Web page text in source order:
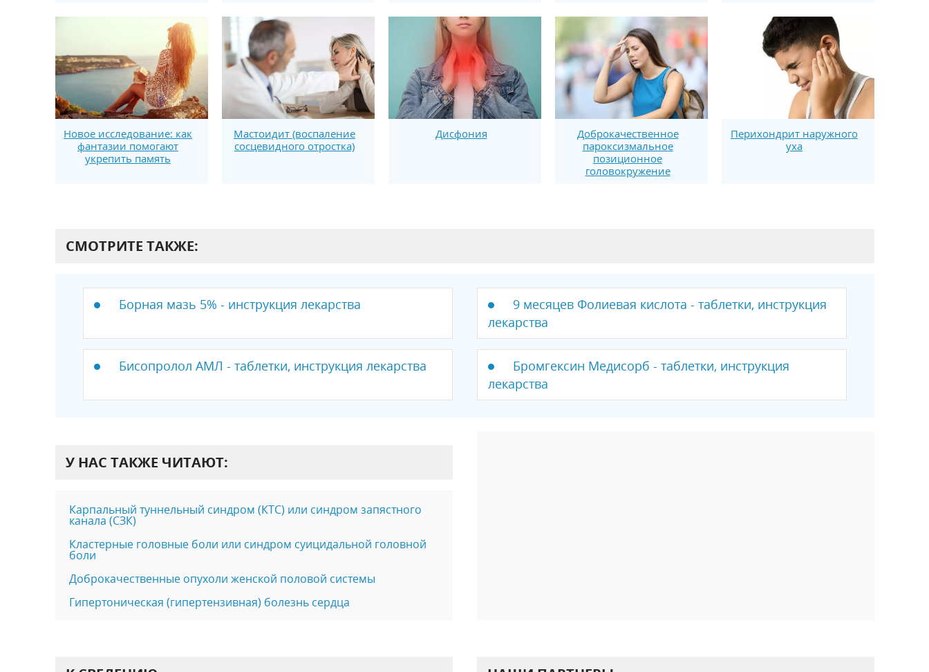
Новое исследование: как
фантазии помогают
укрепить память
Мастоидит (воспаление
сосцевидного отростка)
Дисфония
Доброкачественное
пароксизмальное
позиционное
головокружение
Перихондрит наружного
уха
СМОТРИТЕ ТАКЖЕ:
Борная мазь 5% - инструкция лекарства
9 месяцев Фолиевая кислота - таблетки, инструкция
лекарства
Бисопролол АМЛ - таблетки, инструкция лекарства
Бромгексин Медисорб - таблетки, инструкция
лекарства
У НАС ТАКЖЕ ЧИТАЮТ:
Карпальный туннельный синдром (КТС) или синдром запястного
канала (СЗК)
Кластерные головные боли или синдром суицидальной головной
боли
Доброкачественные опухоли женской половой системы
Гипертоническая (гипертензивная) болезнь сердца